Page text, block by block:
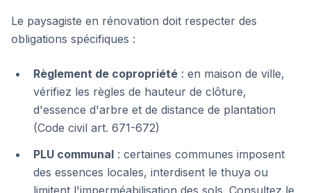
Le paysagiste en rénovation doit respecter des
obligations spécifiques :
Règlement de copropriété : en maison de ville,
vérifiez les règles de hauteur de clôture,
d'essence d'arbre et de distance de plantation
(Code civil art. 671-672)
PLU communal : certaines communes imposent
des essences locales, interdisent le thuya ou
limitent l'imperméabilisation des sols. Consultez le